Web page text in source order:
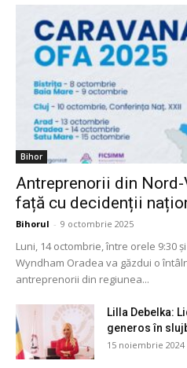
Bihor
Antreprenorii din
față cu decidenții
Bihorul - 9 octombrie 2025
Luni, 14 octombrie, între orele 9:30
Wyndham Oradea va găzdui o
antreprenorii din regiunea...
Lilla Debelka:
generos în
15 noiembrie 2024